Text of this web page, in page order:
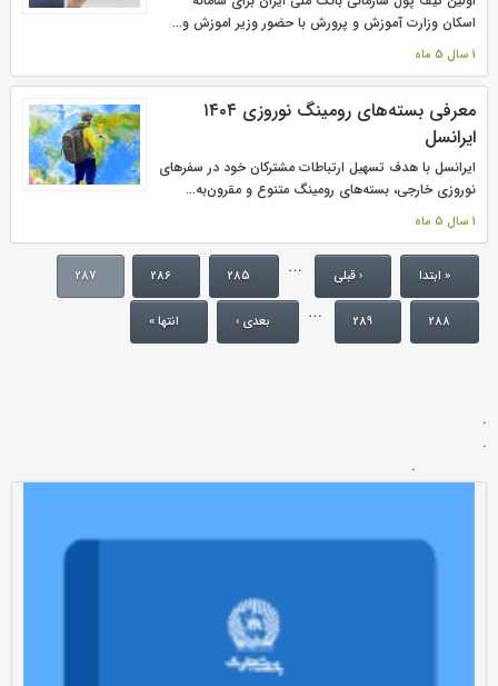
اسکان وزارت آموزش و پرورش با حضور وزیر اموزش و...
1 سال 5 ماه
معرفی بسته‌های رومینگ نوروزی ۱۴۰۴
ایرانسل
ایرانسل با هدف تسهیل ارتباطات مشترکان خود در سفرهای
نوروزی خارجی، بسته‌های رومینگ متنوع و مقرون‌به‌...
1 سال 5 ماه
« ابتدا ‹ قبلی
…
285
286
287
288
289
…
بعدی › انتها »
.
.
.